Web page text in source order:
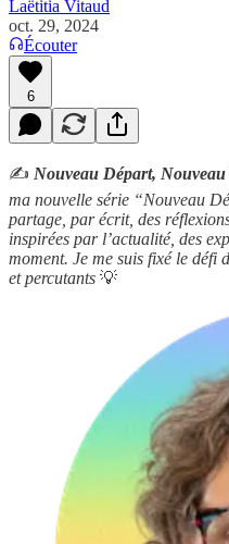
Laëtitia Vitaud
oct. 29, 2024
Écouter
6
✍️ Nouveau Départ,
ma nouvelle série “Nouveau
partage, par écrit, des
inspirées par l’actualité, des
moment. Je me suis fixé le défi
et percutants 💡